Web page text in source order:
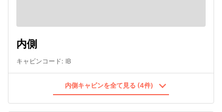
内側
キャビンコード: IB
内側キャビンを全て見る (4件)